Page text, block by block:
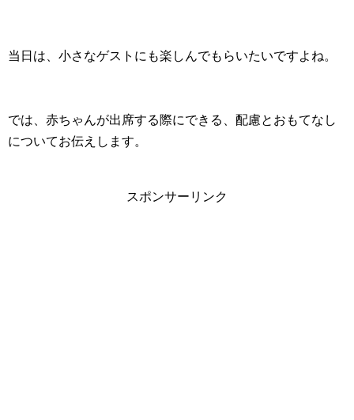
当日は、小さなゲストにも楽しんでもらいたいですよね。
では、赤ちゃんが出席する際にできる、配慮とおもてなし
についてお伝えします。
スポンサーリンク